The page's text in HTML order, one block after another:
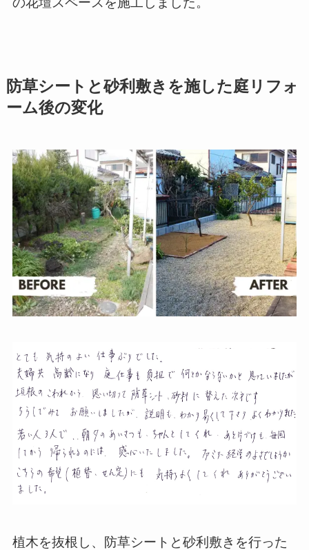
防草シートと砂利敷きを施した庭リフォ
ーム後の変化
植木を抜根し、防草シートと砂利敷きを行った